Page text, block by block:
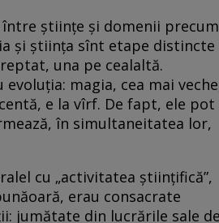
științe și domenii precum
și știința sînt etape distincte
una pe cealaltă.
magia, cea mai
e la vîrf. De fapt, ele pot
în simultaneitatea lor,
cu „activitatea științifică”,
erau consacrate
jumătate din lucrările sale